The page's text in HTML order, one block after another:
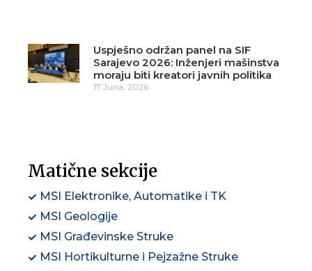
Uspješno održan panel na SIF
Sarajevo 2026: Inženjeri mašinstva
moraju biti kreatori javnih politika
17 Juna, 2026
Matične sekcije
MSI Elektronike, Automatike i TK
MSI Geologije
MSI Građevinske Struke
MSI Hortikulturne i Pejzažne Struke